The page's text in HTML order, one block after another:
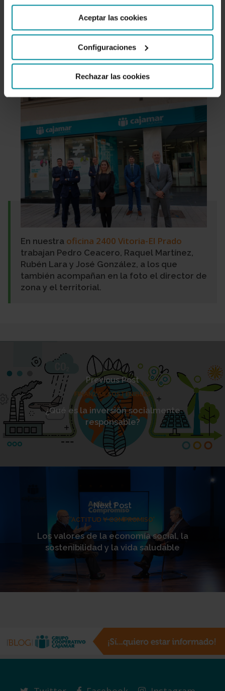
Aceptar las cookies
Configuraciones
Rechazar las cookies
Domingotrabajan nuestros compañeros
Miguel Albadalejo, Sandra Moreira, José
Lorente y Venancio Mareiro, que aparecen
en la imagen junto a nuestro director de
territorial de Cajamar, Raúl Ortega.
En nuestra oficina 2400 Vitoria-El Prado
trabajan Pedro Ceacero, Raquel Martínez,
Rubén Lara y José González, a los que
también acompañan en la foto el director de
zona y el territorial.
Previous Post
FINANZAS SOSTENIBLES
¿Qué es la inversión socialmente
responsable?
Next Post
'ACTITUD Y COMPROMISO'
Los valores de la economía social, la
sostenibilidad y la vida saludable